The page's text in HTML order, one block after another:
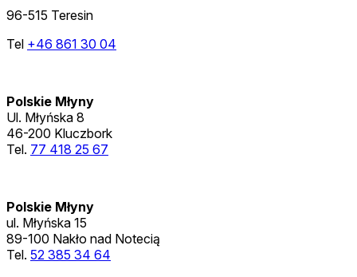
96-515 Teresin
Tel +46 861 30 04
Polskie Młyny
Ul. Młyńska 8
46-200 Kluczbork
Tel. 77 418 25 67
Polskie Młyny
ul. Młyńska 15
89-100 Nakło nad Notecią
Tel. 52 385 34 64